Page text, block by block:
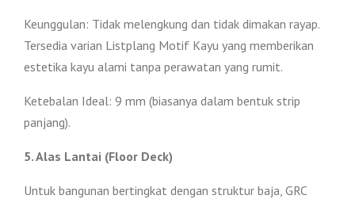
Keunggulan: Tidak melengkung dan tidak dimakan rayap.
Tersedia varian Listplang Motif Kayu yang memberikan
estetika kayu alami tanpa perawatan yang rumit.
Ketebalan Ideal: 9 mm (biasanya dalam bentuk strip
panjang).
5. Alas Lantai (Floor Deck)
Untuk bangunan bertingkat dengan struktur baja, GRC